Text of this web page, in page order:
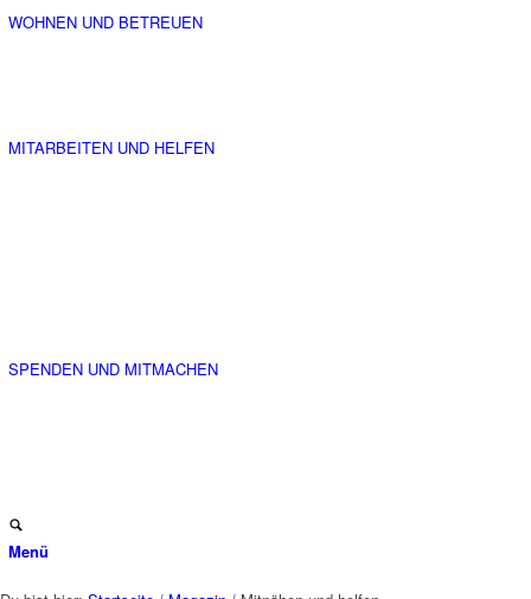
WOHNEN UND BETREUEN
MITARBEITEN UND HELFEN
SPENDEN UND MITMACHEN
Menü